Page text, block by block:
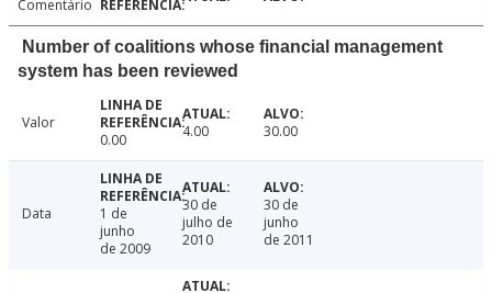
Comentário
Number of coalitions whose financial management
system has been reviewed
Valor
0.00
4.00 30.00
Data
1 de
junho
de 2009
30 de
julho de
2010
30 de
junho
de 2011